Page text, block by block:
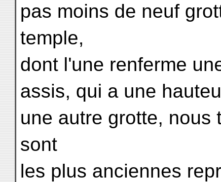
pas moins de neuf
temple,
dont l'une renferme
assis, qui a une
une autre grotte, nous
sont
les plus anciennes